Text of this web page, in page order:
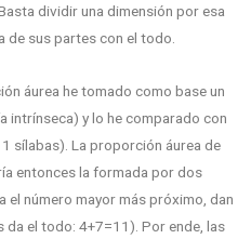
dividir una dimensión por esa
de sus partes con el todo.
áurea he tomado como base un
intrínseca) y lo he comparado con
sílabas). La proporción áurea de
entonces la formada por dos
el número mayor más próximo, dan
da el todo: 4+7=11). Por ende, las